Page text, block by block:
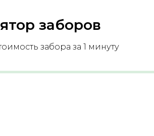
заборов
забора за 1 минуту